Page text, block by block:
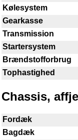
Kølesystem
Gearkasse
Transmission
Startersystem
Brændstofforbrug
Tophastighed
Chassis,
Fordæk
Bagdæk